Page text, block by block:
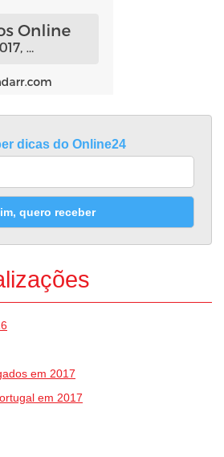
dicas do Online24
quero receber
em 2017
em 2017